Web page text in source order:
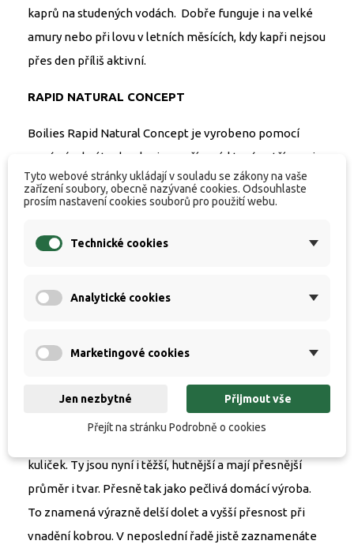
kaprů na studených vodách. Dobře funguje i na velké
amury nebo při lovu v letních měsících, kdy kapři nejsou
přes den příliš aktivní.
RAPID NATURAL CONCEPT
Boilies Rapid Natural Concept je vyrobeno pomocí
nové výrobní technologie a zařízení, které patří mezi
absolutní špičku v Evropě. Umožňuje nám sériově
vyrábět boilies se stejnými parametry, strukturou a
produkce není omezena hrubostí komponent a
čerstvých surovin. Samozřejmostí je používání
Konzervace a stabilizace je postavena v maximální
aroma ani chuti kuliček. Novou generaci rozeznáte
nejen podle doplňkového loga Natural Concept na
kuliček. Ty jsou nyní i těžší, hutnější a mají přesnější
průměr i tvar. Přesně tak jako pečlivá domácí výroba.
To znamená výrazně delší dolet a vyšší přesnost při
vnadění kobrou. V neposlední řadě jistě zaznamenáte
Tyto webové stránky ukládají v souladu se zákony na vaše
zařízení soubory, obecně nazývané cookies. Odsouhlaste
prosím nastavení cookies souborů pro použití webu.
Technické cookies
Analytické cookies
Marketingové cookies
Jen nezbytné Přijmout vše
Přejít na stránku Podrobně o cookies